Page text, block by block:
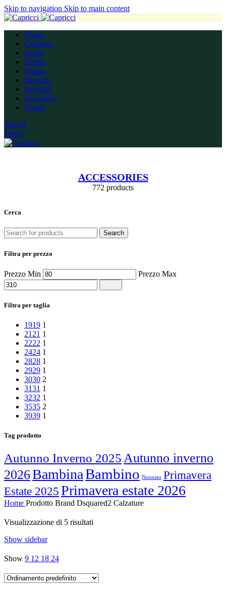
Skip to navigation Skip to main content
Home
Catalogo
Brand
Bimbo
Bimba
Neonato
Neonata
Accessori
Promo
Search
Menu
ACCESSORIES
772 products
Cerca
Search
Filtra per prezzo
Prezzo Min Prezzo Max
Filtra per taglia
1919 1
21 21 1
2222 1
2424 1
2828 1
2929 1
3030 2
3131 1
3232 1
3535 2
3939 1
Tag prodotto
Autunno Inverno 2025Autunno inverno
2026BambinaBambino Neonato Primavera
Estate 2025Primavera estate 2026
Home Prodotto Brand Dsquared2 Calzature
Visualizzazione di 5 risultati
Show sidebar
Show 9 12 18 24